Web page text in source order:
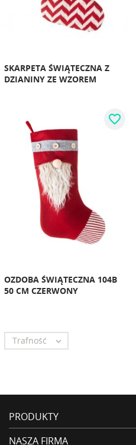
SKARPETA ŚWIĄTECZNA Z
DZIANINY ZE WZOREM
OZDOBA ŚWIĄTECZNA 104B
50 CM CZERWONY
favorite_border
Trafność 
PRODUKTY
NASZA FIRMA